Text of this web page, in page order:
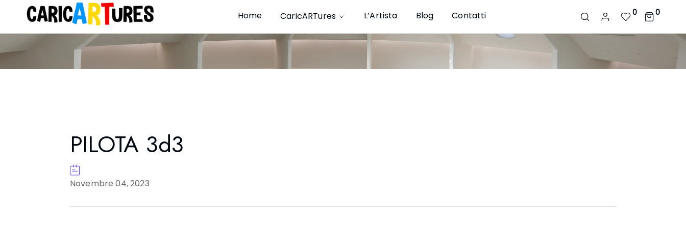
Home CaricARTures L’Artista Blog Contatti 0 0
PILOTA 3d3
Novembre 04, 2023